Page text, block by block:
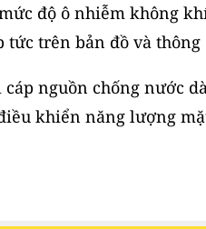
độ ô nhiễm không
trên bản đồ và thông
nguồn chống nước
khiển năng lượng